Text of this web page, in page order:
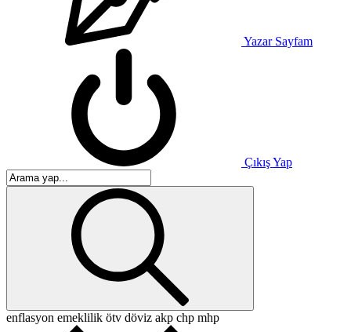
Yazar Sayfam
Çıkış Yap
enflasyon emeklilik ötv döviz akp chp mhp